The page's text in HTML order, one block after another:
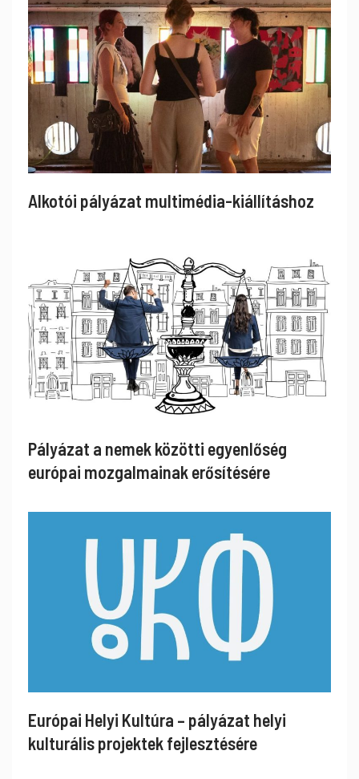
Alkotói pályázat multimédia-kiállításhoz
Pályázat a nemek közötti egyenlőség
európai mozgalmainak erősítésére
Európai Helyi Kultúra – pályázat helyi
kulturális projektek fejlesztésére